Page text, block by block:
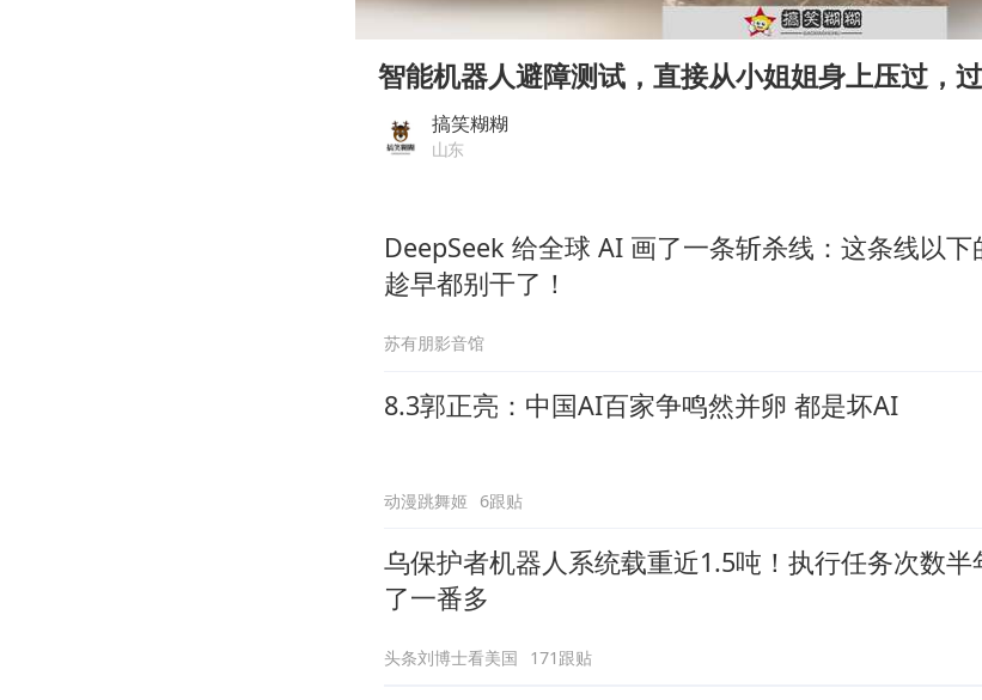
女子开一天一夜空调后二氧化碳中毒
粉笔发布“自曝式”公开信
00:00
智能机器人避障测试，直接从小姐姐身上压过，
搞笑糊糊
山东
DeepSeek 给全球 AI 画了一条斩杀线：这条线以下
趁早都别干了！
苏有朋影音馆
8.3郭正亮：中国AI百家争鸣然并卵 都是坏AI
动漫跳舞姬 6跟贴
乌保护者机器人系统载重近1.5吨！执行任务次数半
了一番多
头条刘博士看美国 171跟贴